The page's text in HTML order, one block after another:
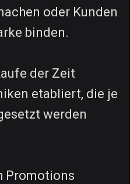
oder Kunden
binden.
der Zeit
etabliert, die je
werden
Promotions